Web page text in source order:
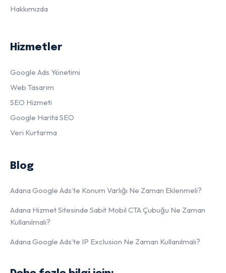
Hakkımızda
Hizmetler
Google Ads Yönetimi
Web Tasarım
SEO Hizmeti
Google Harita SEO
Veri Kurtarma
Blog
Adana Google Ads’te Konum Varlığı Ne Zaman Eklenmeli?
Adana Hizmet Sitesinde Sabit Mobil CTA Çubuğu Ne Zaman
Kullanılmalı?
Adana Google Ads’te IP Exclusion Ne Zaman Kullanılmalı?